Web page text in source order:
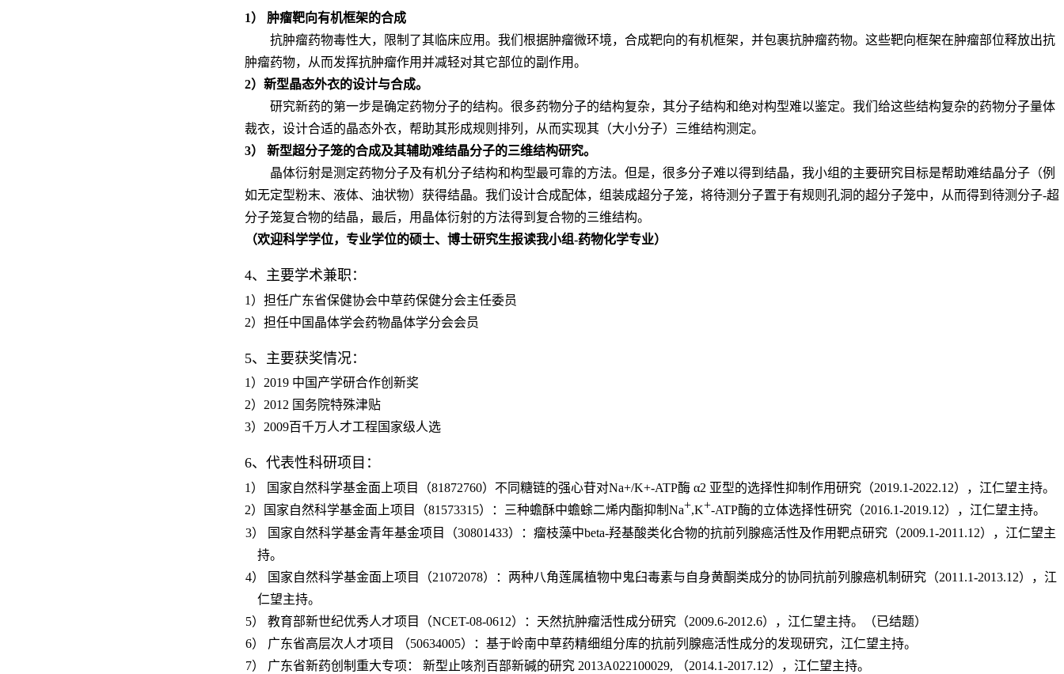
1） 肿瘤靶向有机框架的合成
抗肿瘤药物毒性大，限制了其临床应用。我们根据肿瘤微环境，合成靶向的有机框架，并包裹抗肿瘤药物。这些靶向框架在肿瘤部位释放出抗
肿瘤药物，从而发挥抗肿瘤作用并减轻对其它部位的副作用。
2）新型晶态外衣的设计与合成。
研究新药的第一步是确定药物分子的结构。很多药物分子的结构复杂，其分子结构和绝对构型难以鉴定。我们给这些结构复杂的药物分子量体
裁衣，设计合适的晶态外衣，帮助其形成规则排列，从而实现其（大小分子）三维结构测定。
3） 新型超分子笼的合成及其辅助难结晶分子的三维结构研究。
晶体衍射是测定药物分子及有机分子结构和构型最可靠的方法。但是，很多分子难以得到结晶，我小组的主要研究目标是帮助难结晶分子（例
如无定型粉末、液体、油状物）获得结晶。我们设计合成配体，组装成超分子笼，将待测分子置于有规则孔洞的超分子笼中，从而得到待测分子-超
分子笼复合物的结晶，最后，用晶体衍射的方法得到复合物的三维结构。
（欢迎科学学位，专业学位的硕士、博士研究生报读我小组-药物化学专业）
4、主要学术兼职：
1 ）担任广东省保健协会中草药保健分会主任委员
2）担任中国晶体学会药物晶体学分会会员
5、主要获奖情况：
1）2019 中国产学研合作创新奖
2）2012 国务院特殊津贴
3）2009百千万人才工程国家级人选
6、代表性科研项目：
1 ） 国家自然科学基金面上项目（81872760）不同糖链的强心苷对Na+/K+-ATP酶α2 亚型的选择性抑制作用研究（2019.1-2022.12），江仁望主持。
2）国家自然科学基金面上项目（81573315）：三种蟾酥中蟾蜍二烯内酯抑制Na+,K+-ATP酶的立体选择性研究（2016.1-2019.12），江仁望主持。
3） 国家自然科学基金青年基金项目（30801433）：瘤枝藻中beta-羟基酸类化合物的抗前列腺癌活性及作用靶点研究（2009.1-2011.12），江仁望主
持。
4） 国家自然科学基金面上项目（21072078）：两种八角莲属植物中鬼臼毒素与自身黄酮类成分的协同抗前列腺癌机制研究（2011.1-2013.12），江
仁望主持。
5） 教育部新世纪优秀人才项目（NCET-08-0612）：天然抗肿瘤活性成分研究（2009.6-2012.6），江仁望主持。（已结题）
6） 广东省高层次人才项目 （50634005）：基于岭南中草药精细组分库的抗前列腺癌活性成分的发现研究，江仁望主持。
7） 广东省新药创制重大专项： 新型止咳剂百部新碱的研究 2013A022100029, （2014.1-2017.12），江仁望主持。